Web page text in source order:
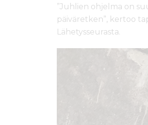
”Juhlien ohjelma on
päiväretken”, kertoo
Lähetysseurasta.